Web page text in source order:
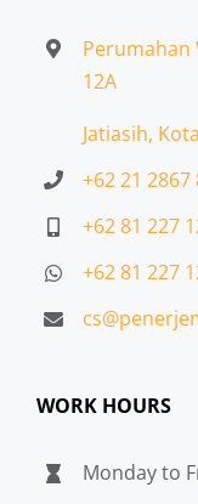
Perumahan
12A
Jatiasih,
+62 21 2867
+62 81 227
+62 81 227
WORK HOURS
Monday to